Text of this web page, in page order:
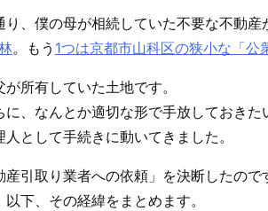
、僕の母が相続していた不要な不動産
。もう 1つは京都市山科区の狭小な「公
所有していた土地です。
に、なんとか適切な形で手放しておき
として手続きに動いてきました。
引取り業者への依頼」を決断したので
下、その経緯をまとめます。